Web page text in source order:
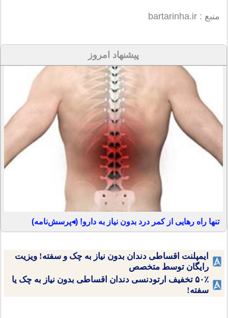
منبع : bartarinha.ir
پیشنهاد امروز
تنها راه رهایی از کمر درد بدون نیاز به دارو! (◂پرسش‌نامه)
ایمپلنت اقساطی دندان بدون نیاز به چک و سفته! ویزیت
رایگان توسط متخصص
۵۰٪ تخفیف ارتودنسی دندان اقساطی بدون نیاز به چک یا
سفته!